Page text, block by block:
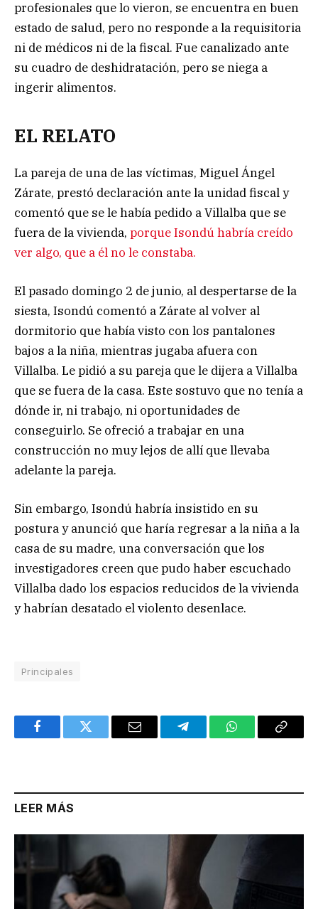
profesionales que lo vieron, se encuentra en buen
estado de salud, pero no responde a la requisitoria
ni de médicos ni de la fiscal. Fue canalizado ante
su cuadro de deshidratación, pero se niega a
ingerir alimentos.
EL RELATO
La pareja de una de las víctimas, Miguel Ángel
Zárate, prestó declaración ante la unidad fiscal y
comentó que se le había pedido a Villalba que se
fuera de la vivienda, porque Isondú habría creído
ver algo, que a él no le constaba.
El pasado domingo 2 de junio, al despertarse de la
siesta, Isondú comentó a Zárate al volver al
dormitorio que había visto con los pantalones
bajos a la niña, mientras jugaba afuera con
Villalba. Le pidió a su pareja que le dijera a Villalba
que se fuera de la casa. Este sostuvo que no tenía a
dónde ir, ni trabajo, ni oportunidades de
conseguirlo. Se ofreció a trabajar en una
construcción no muy lejos de allí que llevaba
adelante la pareja.
Sin embargo, Isondú habría insistido en su
postura y anunció que haría regresar a la niña a la
casa de su madre, una conversación que los
investigadores creen que pudo haber escuchado
Villalba dado los espacios reducidos de la vivienda
y habrían desatado el violento desenlace.
Principales
FacebookTwitter Email TelegramWhatsAppCopy
LEER MÁS